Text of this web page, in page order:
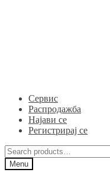
Сервис
Распродажба
Најави се
Регистрирај се
Search
for:Menu